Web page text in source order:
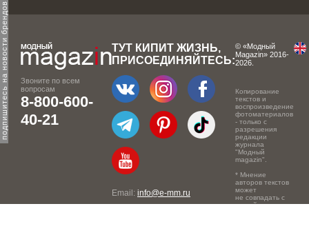
подпишитесь на новости брендов
Звоните по всем
вопросам
8-800-600-
40-21
ТУТ КИПИТ ЖИЗНЬ,
ПРИСОЕДИНЯЙТЕСЬ:
Email: info@e-mm.ru
© «Модный
Magazin» 2016-
2026.
Копирование
текстов и
воспроизведение
фотоматериалов
- только с
разрешения
редакции
журнала
"Модный
magazin".
* Мнение
авторов текстов
может
не совпадать с
точкой зрения